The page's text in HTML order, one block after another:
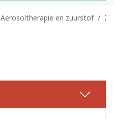
Aerosoltherapie en zuurstof /